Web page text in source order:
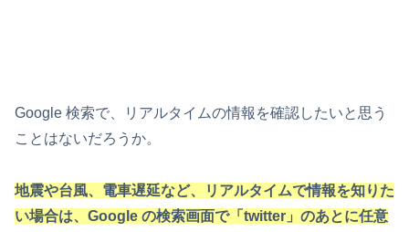
Google 検索で、リアルタイムの情報を確認したいと思う
ことはないだろうか。
地震や台風、電車遅延など、リアルタイムで情報を知りた
い場合は、Google の検索画面で「twitter」のあとに任意